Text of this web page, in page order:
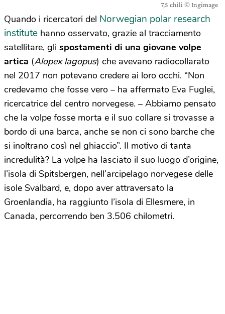
7,5 chili © Ingimage
Quando i ricercatori del Norwegian polar research
institute hanno osservato, grazie al tracciamento
satellitare, gli spostamenti di una giovane volpe
artica (Alopex lagopus) che avevano radiocollarato
nel 2017 non potevano credere ai loro occhi. “Non
credevamo che fosse vero – ha affermato Eva Fuglei,
ricercatrice del centro norvegese. – Abbiamo pensato
che la volpe fosse morta e il suo collare si trovasse a
bordo di una barca, anche se non ci sono barche che
si inoltrano così nel ghiaccio”. Il motivo di tanta
incredulità? La volpe ha lasciato il suo luogo d’origine,
l’isola di Spitsbergen, nell’arcipelago norvegese delle
isole Svalbard, e, dopo aver attraversato la
Groenlandia, ha raggiunto l’isola di Ellesmere, in
Canada, percorrendo ben 3.506 chilometri.